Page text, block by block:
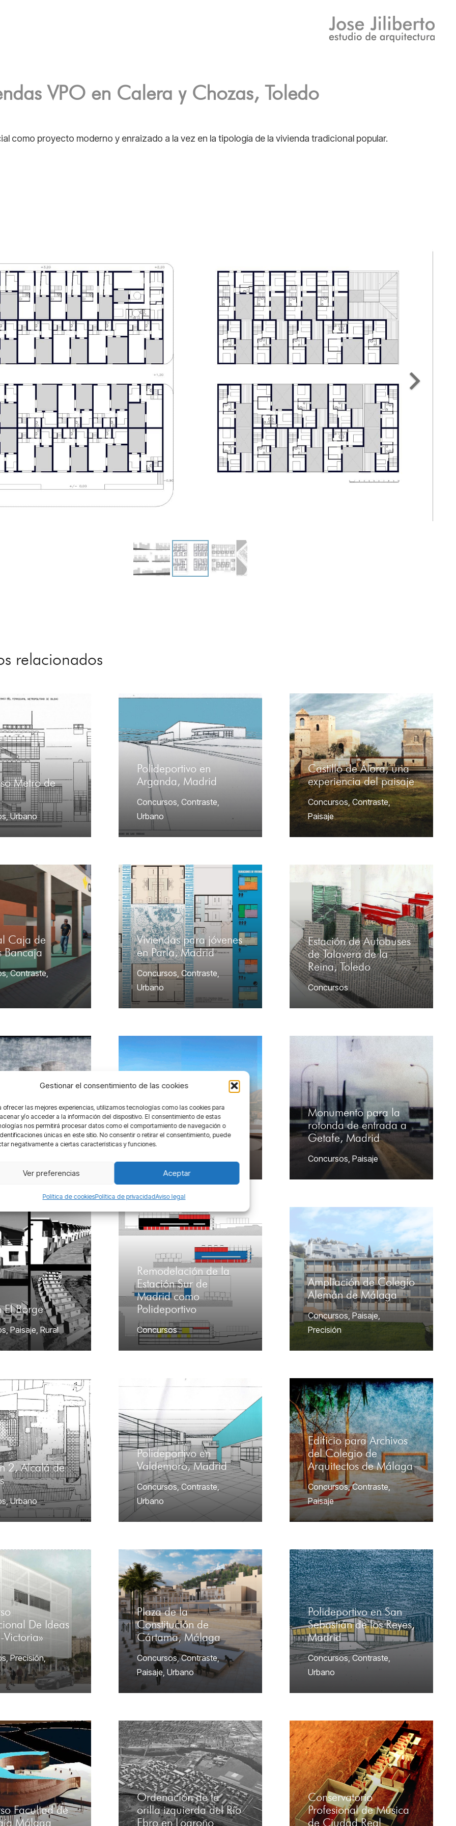
Gestionar el consentimiento de las cookies
ofrecer las mejores experiencias, utilizamos tecnologías como las cookies para
y/o acceder a la información del dispositivo. El consentimiento de estas
nos permitirá procesar datos como el comportamiento de navegación o
únicas en este sitio. No consentir o retirar el consentimiento, puede
negativamente a ciertas características y funciones.
Aceptar
Ver preferencias
Política de cookiesPolítica de privacidadAviso legal
VPO en Calera y Chozas, Toledo
como proyecto moderno y enraizado a la vez en la tipología de la vivienda tradicional popular.
relacionados
Metro de
,Urbano
Polideportivo en
Arganda, Madrid
Concursos Contraste
Urbano
Castillo de Álora, una
experiencia del paisaje
Concursos,Contraste,
Paisaje
Caja de
Bancaja
,Contraste,
Viviendas para jóvenes
en Parla, Madrid
Concursos Contraste,
Urbano
Estación de Autobuses
de Talavera de la
Reina, Toledo
Concursos
para
láser de la
Parque urbano
sostenible La Mata –
Cártama
Monumento para la
rotonda de entrada a
Getafe, Madrid
Concursos Paisaje
El Borge
,Paisaje Rural
Remodelación de la
Estación Sur de
Madrid como
Polideportivo
Concursos
Ampliación de Colegio
Alemán de Málaga
Concursos Paisaje
Precisión
2, Alcalá de
,Urbano
Polideportivo en
Valdemoro, Madrid
Concursos,Contraste,
Urbano
Edificio para Archivos
del Colegio de
Arquitectos de Málaga
Concursos,Contraste,
Paisaje
De Ideas
Victoria»
,Precisión,
Plaza de la
Constitución de
Cártama, Málaga
Concursos,Contraste,
Paisaje Urbano
Polideportivo en San
Sebastián de los Reyes,
Madrid
Concursos,Contraste
Urbano
Facultad de
Málaga
Ordenación de la
orilla izquierda del Río
Ebro en Logroño
Conservatorio
Profesional de Música
de Ciudad Real